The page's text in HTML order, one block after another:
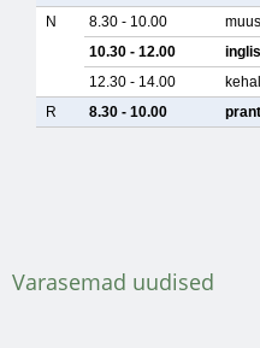
Varasemad uudised